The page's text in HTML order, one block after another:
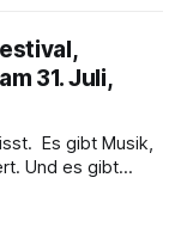
getragen von
musikalisch
31. Juli,
Und es gibt
an dem